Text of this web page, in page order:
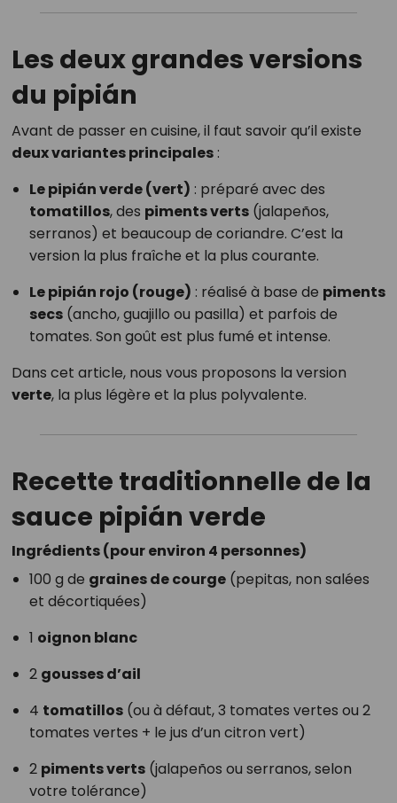
Les deux grandes versions
du pipián
Avant de passer en cuisine, il faut savoir qu’il existe
deux variantes principales:
Le pipián verde (vert) : préparé avec des
tomatillos, des piments verts(jalapeños,
serranos) et beaucoup de coriandre. C’est la
version la plus fraîche et la plus courante.
Le pipián rojo (rouge) : réalisé à base de piments
secs(ancho, guajillo ou pasilla) et parfois de
tomates. Son goût est plus fumé et intense.
Dans cet article, nous vous proposons la version
verte, la plus légère et la plus polyvalente.
Recette traditionnelle de la
sauce pipián verde
Ingrédients (pour environ 4 personnes)
100 g de graines de courge(pepitas, non salées
et décortiquées)
1 oignon blanc
2 gousses d’ail
4 tomatillos(ou à défaut, 3 tomates vertes ou 2
tomates vertes + le jus d’un citron vert)
2 piments verts(jalapeños ou serranos, selon
votre tolérance)